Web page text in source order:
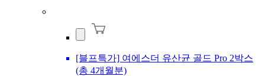
[블프특가] 여에스더 유산균 골드 Pro 2박스
(총 4개월분)